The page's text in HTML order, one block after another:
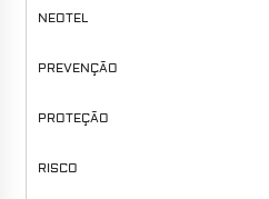
NEOTEL
PREVENÇÃO
PROTEÇÃO
RISCO